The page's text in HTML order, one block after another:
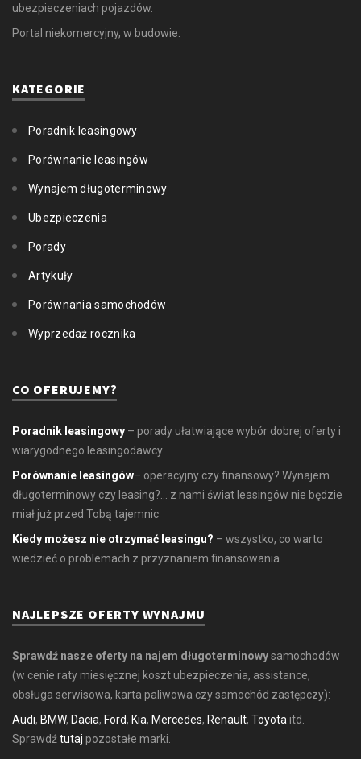
ubezpieczeniach pojazdów.
Portal niekomercyjny, w budowie.
KATEGORIE
Poradnik leasingowy
Porównanie leasingów
Wynajem długoterminowy
Ubezpieczenia
Porady
Artykuły
Porównania samochodów
Wyprzedaż rocznika
CO OFERUJEMY?
Poradnik leasingowy – porady ułatwiające wybór dobrej oferty i
wiarygodnego leasingodawcy
Porównanie leasingów– operacyjny czy finansowy? Wynajem
długoterminowy czy leasing?... z nami świat leasingów nie będzie
miał już przed Tobą tajemnic
Kiedy możesz nie otrzymać leasingu? – wszystko, co warto
wiedzieć o problemach z przyznaniem finansowania
NAJLEPSZE OFERTY WYNAJMU
Sprawdź nasze oferty na najem długoterminowysamochodów
(w cenie raty miesięcznej koszt ubezpieczenia, assistance,
obsługa serwisowa, karta paliwowa czy samochód zastępczy):
Audi, BMW, Dacia, Ford, Kia, Mercedes, Renault, Toyota itd.
Sprawdź tutaj pozostałe marki.